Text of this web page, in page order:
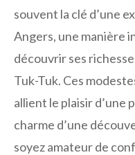
souvent la clé d’une
Angers, une manière
découvrir ses
Tuk-Tuk. Ces
allient le plaisir d’une
charme d’une
soyez amateur de